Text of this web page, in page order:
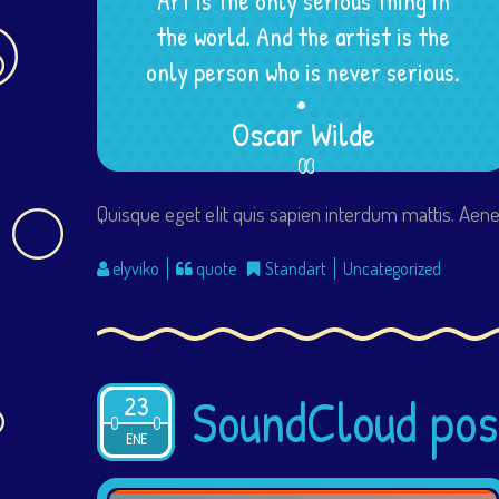
the world. And the artist is the
only person who is never serious.
...
Oscar Wilde
Quisque eget elit quis sapien interdum mattis.
elyviko quote Standart Uncategorized
23
ENE
2015 SoundCloud